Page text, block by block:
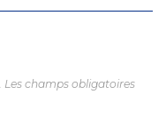
Les champs obligatoires